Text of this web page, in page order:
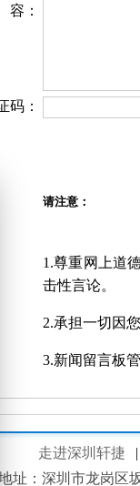
容：
码：
请注意：
1.尊重网上道
击性言论。
2.承担一切因
3.新闻留言板
走进深圳轩捷 |
地址：深圳市龙岗区